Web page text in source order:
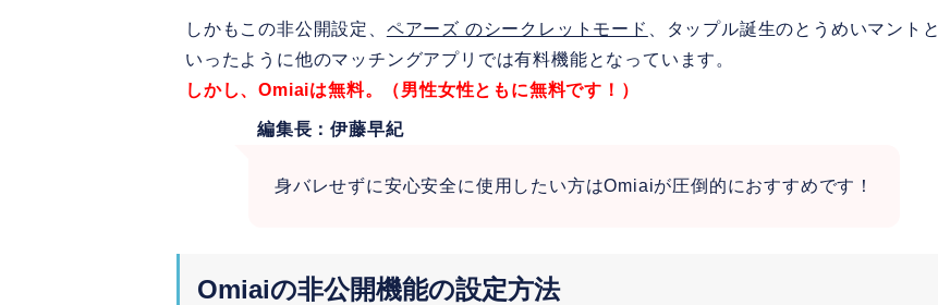
しかもこの非公開設定、 ペアーズ のシークレットモード
、タップル誕生のとうめいマントと
いったように他のマッチングアプリでは有料機能となっています。
しかし、Omiaiは無料。（男性女性ともに無料です！）
編集長：伊藤早紀
身バレせずに安心安全に使用したい方はOmiaiが圧倒的におすすめです！
Omiaiの非公開機能の設定方法